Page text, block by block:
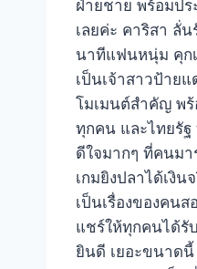
ฝ่ายชาย พร้อมป
เลยค่ะ คาริสา ลั่
นาทีแฟนหนุ่ม คุก
เป็นเจ้าสาวป้ายแ
โมเมนต์สำคัญ พ
ทุกคน และไทยรั
ดีใจมากๆ ที่คนม
เกมยิงปลาได้เงิ
เป็นเรื่องของคน
แชร์ให้ทุกคนได้รั
ยินดี เยอะขนาดนี้